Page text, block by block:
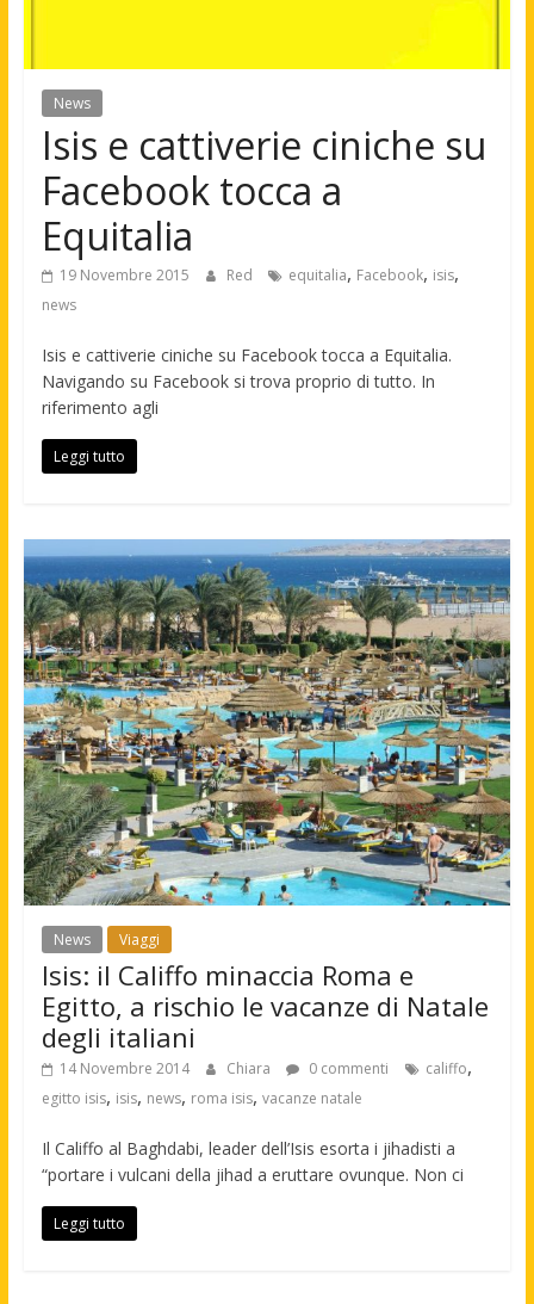
News
Isis e cattiverie ciniche su
Facebook tocca a
Equitalia
19 Novembre 2015 Red equitalia, Facebook, isis,
news
Isis e cattiverie ciniche su Facebook tocca a Equitalia.
Navigando su Facebook si trova proprio di tutto. In
riferimento agli
Leggi tutto
News Viaggi
Isis: il Califfo minaccia Roma e
Egitto, a rischio le vacanze di Natale
degli italiani
14 Novembre 2014 Chiara 0 commenti califfo,
egitto isis, isis, news, roma isis, vacanze natale
Il Califfo al Baghdabi, leader dell’Isis esorta i jihadisti a
“portare i vulcani della jihad a eruttare ovunque. Non ci
Leggi tutto